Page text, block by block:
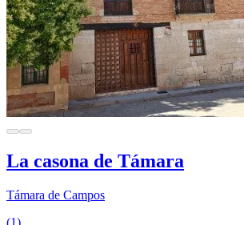
La casona de Támara
Támara de Campos
(1)